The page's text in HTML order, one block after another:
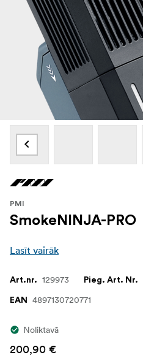
PMI
SmokeNINJA-PRO
Lasīt vairāk
Art.nr. 129973 Pieg. Art. Nr.
EAN 4897130720771
Noliktavā
200,90 €